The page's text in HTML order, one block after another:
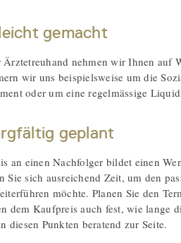
gemacht
nehmen wir Ihnen auf
wir uns beispielsweise um die
oder um eine regelmässige
geplant
an einen Nachfolger bildet einen
Sie sich ausreichend Zeit, um den
möchte. Planen Sie den
dem Kaufpreis auch fest, wie lange
diesen Punkten beratend zur Seite.